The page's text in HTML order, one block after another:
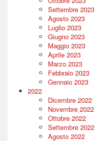
Settembre 2023
Agosto 2023
Luglio 2023
Giugno 2023
Maggio 2023
Aprile 2023
Marzo 2023
Febbraio 2023
Gennaio 2023
2022
Dicembre 2022
Novembre 2022
Ottobre 2022
Settembre 2022
Agosto 2022